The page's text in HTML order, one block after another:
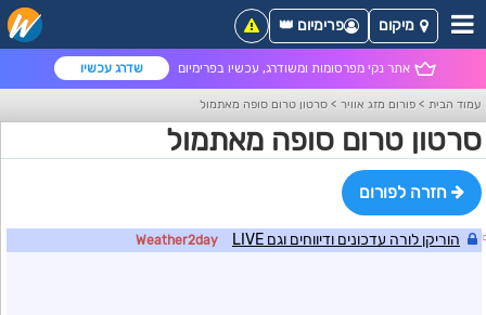
אתר נקי מפרסומות ומשודרג, עכשיו בפרימיום שדרג עכשיו
מיקום פרימיום 👑
עמוד הבית > פורום מזג אוויר > סרטון טרום סופה מאתמול
סרטון טרום סופה מאתמול
חזרה לפורום
הוריקן לורה עדכונים ודיווחים וגם LIVE Weather2day